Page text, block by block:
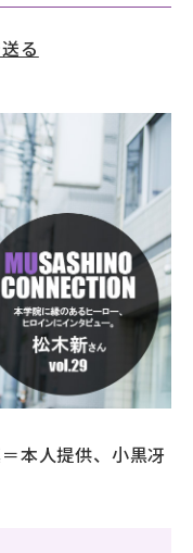
お問い合わせ
イバシーポリシー
サイトマップ
る
本人提供、小黒冴